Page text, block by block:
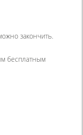
закончить.
бесплатным